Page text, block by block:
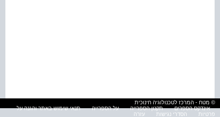
© מטח - המרכז לטכנולוגיה חינוכית
אינדקס הספרים
תקנון הספרייה על הספרייה
תנאי שימוש באתר והגנה על
פרטיות
הסדרי נגישות עזרה